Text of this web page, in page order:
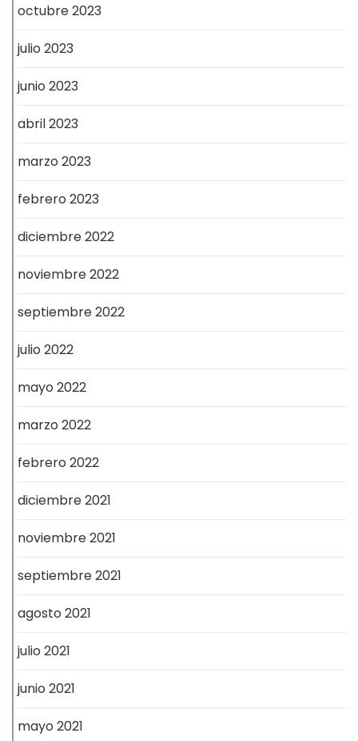
octubre 2023
julio 2023
junio 2023
abril 2023
marzo 2023
febrero 2023
diciembre 2022
noviembre 2022
septiembre 2022
julio 2022
mayo 2022
marzo 2022
febrero 2022
diciembre 2021
noviembre 2021
septiembre 2021
agosto 2021
julio 2021
junio 2021
mayo 2021